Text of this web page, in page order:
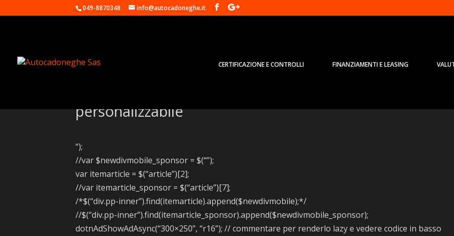
049-8870348 info@autocadoneghe.it
CERTIFICAZIONE E CONTROLLI FINANZIAMENTI E LEASING
personalizzabile
“);
//var $newdivmobile_sponsor = $(“”);
var itemarticle = $(“article”)[2];
//var itemarticle_sponsor = $(“article”)[7];
/*$(“div.pp-inner”).find(itemarticle).append($newdivmobile);*/
//$(“div.pp-inner”).find(itemarticle_sponsor).append($newdivmobile_sponsor);
dotnAdShowAdAsync(“300×250”, “r16”); // commentare per renderlo lazy e vedere codice in basso